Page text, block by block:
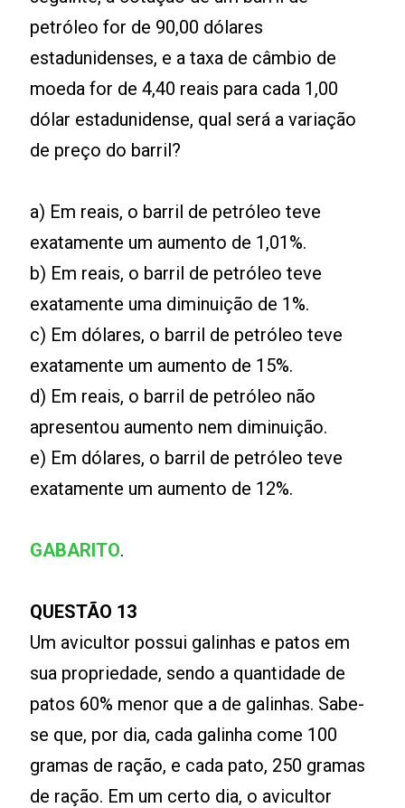
petróleo for de 90,00 dólares
estadunidenses, e a taxa de câmbio de
moeda for de 4,40 reais para cada 1,00
dólar estadunidense, qual será a variação
de preço do barril?
a) Em reais, o barril de petróleo teve
exatamente um aumento de 1,01%.
b) Em reais, o barril de petróleo teve
exatamente uma diminuição de 1%.
c) Em dólares, o barril de petróleo teve
exatamente um aumento de 15%.
d) Em reais, o barril de petróleo não
apresentou aumento nem diminuição.
e) Em dólares, o barril de petróleo teve
exatamente um aumento de 12%.
GABARITO.
QUESTÃO 13
Um avicultor possui galinhas e patos em
sua propriedade, sendo a quantidade de
patos 60% menor que a de galinhas. Sabe-
se que, por dia, cada galinha come 100
gramas de ração, e cada pato, 250 gramas
de ração. Em um certo dia, o avicultor